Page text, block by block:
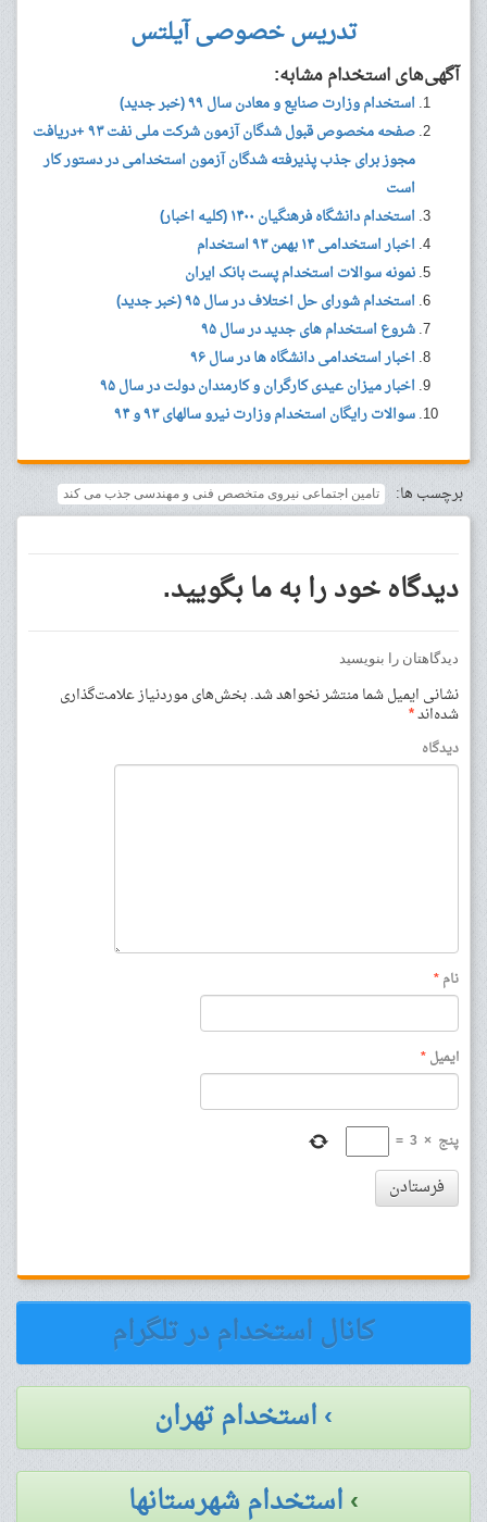
تدریس خصوصی آیلتس
آگهی‌های استخدام مشابه:
استخدام وزارت صنایع و معادن سال ۹۹ (خبر جدید)
صفحه مخصوص قبول شدگان آزمون شرکت ملی نفت ۹۳ +دریافت
مجوز برای جذب پذیرفته شدگان آزمون استخدامی در دستور کار
است
استخدام دانشگاه فرهنگیان ۱۴۰۰ (کلیه اخبار)
اخبار استخدامی ۱۴ بهمن ۹۳ استخدام
نمونه سوالات استخدام پست بانک ایران
استخدام شورای حل اختلاف در سال ۹۵ (خبر جدید)
شروع استخدام های جدید در سال ۹۵
اخبار استخدامی دانشگاه ها در سال ۹۶
اخبار میزان عیدی کارگران و کارمندان دولت در سال ۹۵
سوالات رایگان استخدام وزارت نیرو سالهای ۹۳ و ۹۴
برچسب ها: تامین اجتماعی نیروی متخصص فنی و مهندسی جذب می کند
دیدگاه خود را به ما بگویید.
دیدگاهتان را بنویسید
نشانی ایمیل شما منتشر نخواهد شد.بخش‌های موردنیاز علامت‌گذاری
شده‌اند*
دیدگاه
نام*
ایمیل*
پنج ×
3
=
فرستادن
کانال استخدام در تلگرام
› استخدام تهران
›استخدام شهرستانها